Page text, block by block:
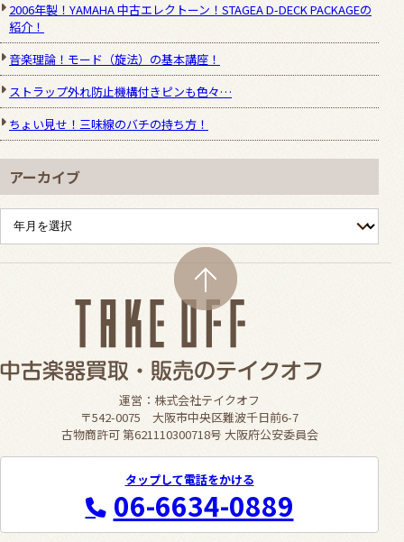
2006年製！YAMAHA 中古エレクトーン！STAGEA D-DECK PACKAGEの
紹介！
音楽理論！モード（旋法）の基本講座！
ストラップ外れ防止機構付きピンも色々…
ちょい見せ！三味線のバチの持ち方！
アーカイブ
運営：株式会社テイクオフ
〒542-0075 大阪市中央区難波千日前6-7
古物商許可 第621110300718号 大阪府公安委員会
タップして電話をかける
06-6634-0889